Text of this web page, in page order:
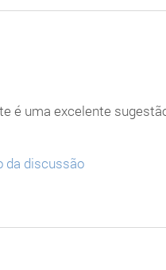
é uma excelente
da discussão